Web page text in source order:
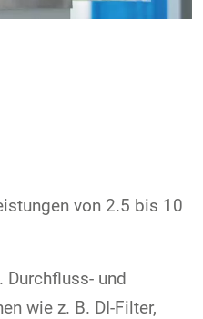
von 2.5 bis 10
und
wie z. B. DI-Filter,